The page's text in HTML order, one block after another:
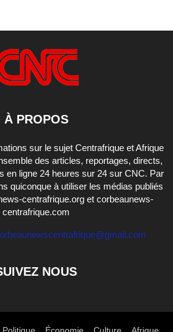
À PROPOS
sur le sujet Centrafrique et Afrique
des articles, reportages, directs,
en ligne 24 heures sur 24 sur CNC. Par
quiconque à utiliser les médias publiés
centrafrique.org et corbeaunews-
centrafrique.com
NOUS